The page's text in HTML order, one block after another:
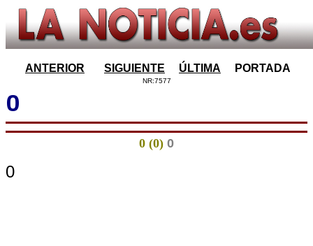
ANTERIOR SIGUIENTE ÚLTIMA PORTADA
NR:7577
0
0 (0) 0
0